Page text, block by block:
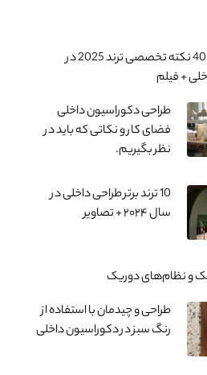
آموزش رایگان 40 نکته تخصصی ترند 2025 در
+ فیلم
طراحی دکوراسیون داخلی
فضای کار و نکاتی که باید در
نظر بگیریم.
10 ترند برتر طراحی داخلی در
سال ۲۰۲۴ + تصاویر
و نظام‌های دوریک
طراحی و چیدمان با استفاده از
رنگ سبز در دکوراسیون داخلی